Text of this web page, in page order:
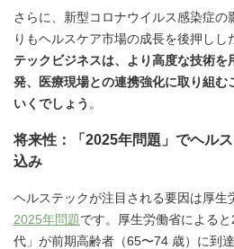
さらに、新型コロナウイルス感染症の
りもヘルスケア市場の成長を後押しし
テックビジネスは、より高度な技術を
発、医療現場との連携強化に取り組む
いくでしょう 。
将来性：「2025年問題」でヘル
込み
ヘルステックが注目される要因は厚生
2025年問題です。厚生労働省による
代」が前期高齢者（65〜74 歳）に到